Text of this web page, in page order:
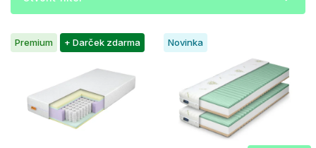
o
d
V
ýPremium + Darček zdarma Novinka